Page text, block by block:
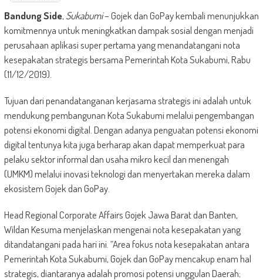
Bandung Side, Sukabumi– Gojek dan GoPay kembali menunjukkan
komitmennya untuk meningkatkan dampak sosial dengan menjadi
perusahaan aplikasi super pertama yang menandatangani nota
kesepakatan strategis bersama Pemerintah Kota Sukabumi, Rabu
(11/12/2019).
Tujuan dari penandatanganan kerjasama strategis ini adalah untuk
mendukung pembangunan Kota Sukabumi melalui pengembangan
potensi ekonomi digital. Dengan adanya penguatan potensi ekonomi
digital tentunya kita juga berharap akan dapat memperkuat para
pelaku sektor informal dan usaha mikro kecil dan menengah
(UMKM) melalui inovasi teknologi dan menyertakan mereka dalam
ekosistem Gojek dan GoPay.
Head Regional Corporate Affairs Gojek Jawa Barat dan Banten,
Wildan Kesuma menjelaskan mengenai nota kesepakatan yang
ditandatangani pada hari ini. “Area fokus nota kesepakatan antara
Pemerintah Kota Sukabumi, Gojek dan GoPay mencakup enam hal
strategis, diantaranya adalah promosi potensi unggulan Daerah;